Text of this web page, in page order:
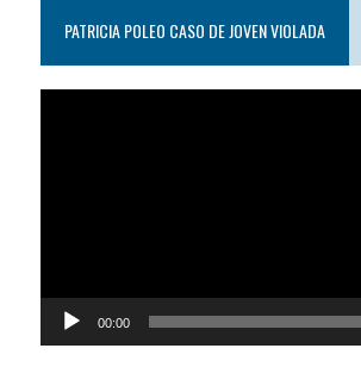
PATRICIA POLEO CASO DE JOVEN VIOLADA
00:00